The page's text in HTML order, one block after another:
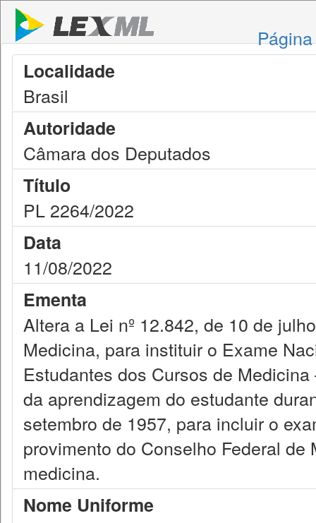
Localidade
Brasil
Autoridade
Câmara dos Deputados
Título
PL 2264/2022
Data
11/08/2022
Ementa
Altera a Lei nº 12.842, de 10 de
Medicina, para instituir o Exame
Estudantes dos Cursos de
da aprendizagem do estudante
setembro de 1957, para incluir o
provimento do Conselho Federal
medicina.
Nome Uniforme